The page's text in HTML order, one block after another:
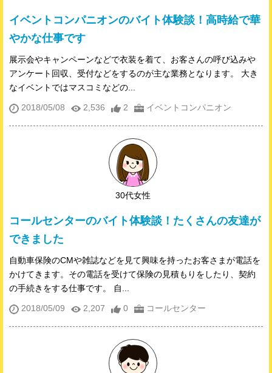
イベントコンパニオンのバイト体験談！高時給で華
やかな仕事です
展示会やキャンペーンなどで衣装を着て、お客さんの呼び込みや
アンケート回収、受付などをするのが主な業務となります。 大き
なイベントではマスコミなどの...
2018/05/08 2,536 2 イベントコンパニオン
30代女性
コールセンターのバイト体験談！たくさんの友達が
できました
自動車保険のCMや雑誌などを見て興味を持ったお客さまが電話を
かけてきます。その電話を受けて保険の見積もりをしたり、契約
の手続きをする仕事です。 自...
2018/05/09 2,207 0 コールセンター